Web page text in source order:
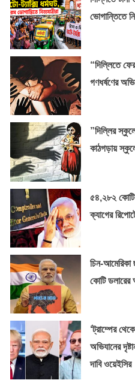
ভোগান্তিতে
“দিল্লিতে
গণধর্ষণের
​”দিল্লির
কাঠগড়ায়
৫৪,২৮২ কোটি
ক্যাগের
চিন-
কোটি ডলারের
‘ট্রাম্পের
অভিযানের
দাবি ওয়েইসির